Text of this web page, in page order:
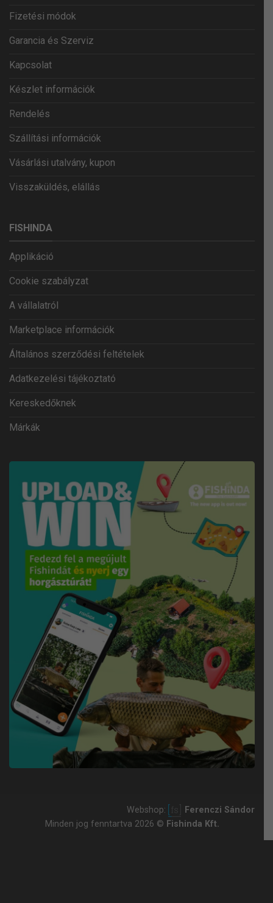
Fizetési módok
Garancia és Szerviz
Kapcsolat
Készlet információk
Rendelés
Szállítási információk
Vásárlási utalvány, kupon
Visszaküldés, elállás
FISHINDA
Applikáció
Cookie szabályzat
A vállalatról
Marketplace információk
Általános szerződési feltételek
Adatkezelési tájékoztató
Kereskedőknek
Márkák
Webshop:
Ferenczi Sándor
Minden jog fenntartva 2026 © Fishinda Kft.